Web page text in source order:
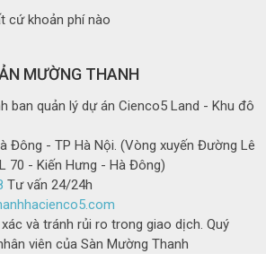
cứ khoản phí nào
MƯỜNG THANH
ban quản lý dự án Cienco5 Land - Khu đô
Đông - TP Hà Nội. (Vòng xuyến Đường Lê
70 - Kiến Hưng - Hà Đông)
Tư vấn 24/24h
và tránh rủi ro trong giao dịch. Quý
viên của Sàn Mường Thanh